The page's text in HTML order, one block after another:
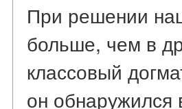
При решении
больше, чем в
классовый
он обнаружился